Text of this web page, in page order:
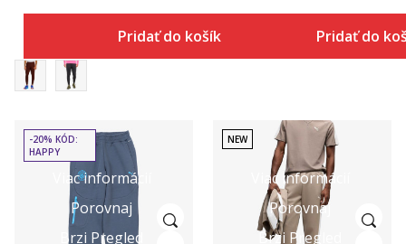
Pridať do košíka Pridať do
Viac informácií
Porovnaj
Brzi Pregled
-20% KÓD:
HAPPY
Viac informácií
Porovnaj
Brzi Pregled
NEW